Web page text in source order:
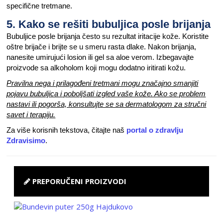
specifične tretmane.
5. Kako se rešiti bubuljica posle brijanja
Bubuljice posle brijanja često su rezultat iritacije kože. Koristite
oštre brijače i brijte se u smeru rasta dlake. Nakon brijanja,
nanesite umirujući losion ili gel sa aloe verom. Izbegavajte
proizvode sa alkoholom koji mogu dodatno iritirati kožu.
Pravilna nega i prilagođeni tretmani mogu značajno smanjiti
pojavu bubuljica i poboljšati izgled vaše kože. Ako se problem
nastavi ili pogorša, konsultujte se sa dermatologom za stručni
savet i terapiju.
Za više korisnih tekstova, čitajte naš portal o zdravlju
Zdravisimo.
PREPORUČENI PROIZVODI